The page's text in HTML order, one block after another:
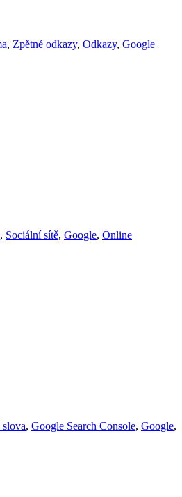
, Zpětné odkazy, Odkazy, Google
, Sociální sítě, Google, Online
, Google Search Console, Google,